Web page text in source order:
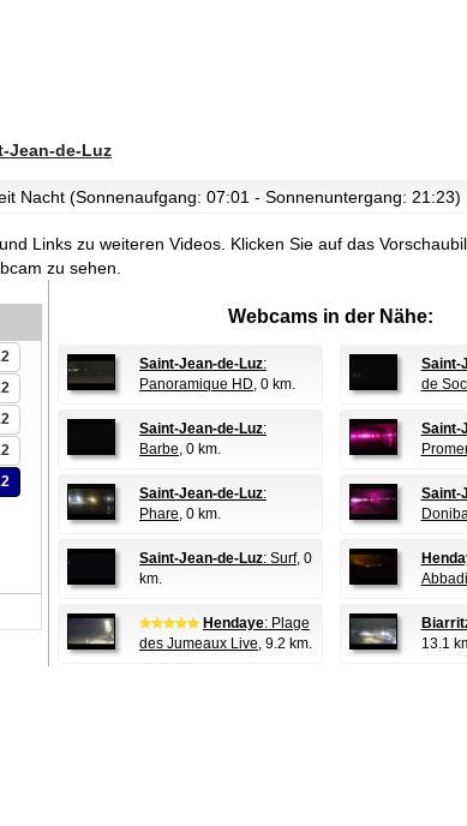
Jean-de-Luz
Nacht (Sonnenaufgang: 07:01 - Sonnenuntergang: 21:23)
Links zu weiteren Videos. Klicken Sie auf das
zu sehen.
Webcams in der Nähe:
Saint-Jean-de-Luz:
Panoramique HD, 0 km.
Saint-
de
Saint-Jean-de-Luz:
Barbe, 0 km.
Saint-
Saint-Jean-de-Luz:
Phare, 0 km.
Saint-
Saint-Jean-de-Luz: Surf, 0
km.
Hendaye: Plage
des Jumeaux Live, 9.2 km.
13.1